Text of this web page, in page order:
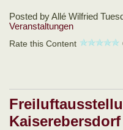
Posted by Allé Wilfried
Veranstaltungen
Rate this Content
Kaiserebersdorf